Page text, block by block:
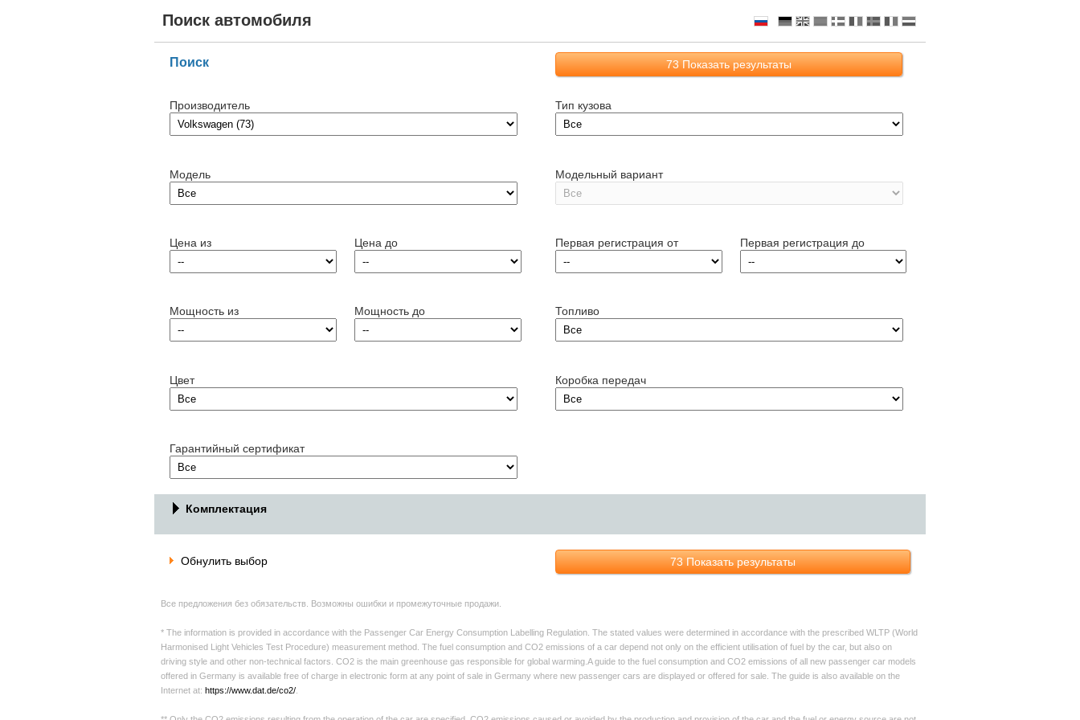
Поиск автомобиля
Поиск 73Показать результаты
Производитель Тип кузова
Модель Модельный вариант
Цена из Цена до Первая регистрация от Первая регистрация до
Мощность из Мощность до Топливо
Цвет Коробка передач
Гарантийный сертификат
Комплектация
Обнулить выбор 73Показать результаты
Все предложения без обязательств. Возможны ошибки и промежуточные продажи.
* The information is provided in accordance with the Passenger Car Energy Consumption Labelling Regulation. The stated values were determined in accordance with the prescribed WLTP (World
Harmonised Light Vehicles Test Procedure) measurement method. The fuel consumption and CO2 emissions of a car depend not only on the efficient utilisation of fuel by the car, but also on
driving style and other non-technical factors. CO2 is the main greenhouse gas responsible for global warming.A guide to the fuel consumption and CO2 emissions of all new passenger car models
offered in Germany is available free of charge in electronic form at any point of sale in Germany where new passenger cars are displayed or offered for sale. The guide is also available on the
Internet at: https://www.dat.de/co2/